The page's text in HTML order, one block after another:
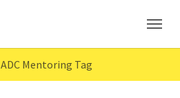
ADC Mentoring Tag